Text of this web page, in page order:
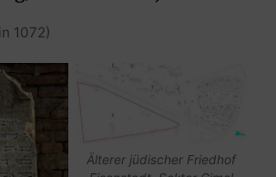
1072)
Älterer jüdischer Friedhof